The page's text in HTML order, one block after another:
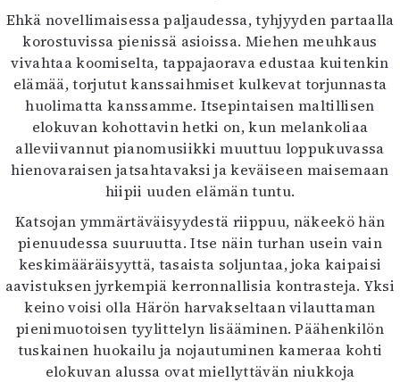
Ehkä novellimaisessa paljaudessa, tyhjyyden partaalla
korostuvissa pienissä asioissa. Miehen meuhkaus
vivahtaa koomiselta, tappajaorava edustaa kuitenkin
elämää, torjutut kanssaihmiset kulkevat torjunnasta
huolimatta kanssamme. Itsepintaisen maltillisen
elokuvan kohottavin hetki on, kun melankoliaa
alleviivannut pianomusiikki muuttuu loppukuvassa
hienovaraisen jatsahtavaksi ja keväiseen maisemaan
hiipii uuden elämän tuntu.
Katsojan ymmärtäväisyydestä riippuu, näkeekö hän
pienuudessa suuruutta. Itse näin turhan usein vain
keskimääräisyyttä, tasaista soljuntaa, joka kaipaisi
aavistuksen jyrkempiä kerronnallisia kontrasteja. Yksi
keino voisi olla Härön harvakseltaan vilauttaman
pienimuotoisen tyylittelyn lisääminen. Päähenkilön
tuskainen huokailu ja nojautuminen kameraa kohti
elokuvan alussa ovat miellyttävän niukkoja